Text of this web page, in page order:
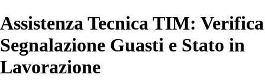
Assistenza Tecnica TIM: Verifica
Segnalazione Guasti e Stato in
Lavorazione